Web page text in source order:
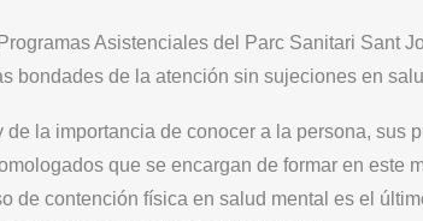
Asistenciales del Parc Sanitari Sant
bondades de la atención sin sujeciones en
la importancia de conocer a la persona, sus
que se encargan de formar en este
de contención física en salud mental es el